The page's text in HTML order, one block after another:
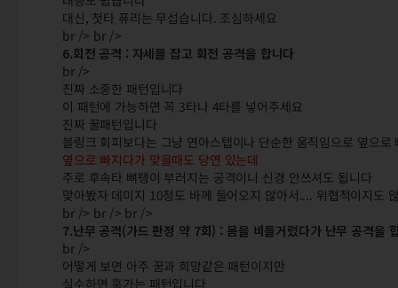
대신, 첫타 퓨리는 무섭습니다. 조심하세요
br /> br />
6.회전 공격 : 자세를 잡고 회전 공격을 합니다
br />
진짜 소중한 패턴입니다
이 패턴에 가능하면 꼭 3타나 4타를 넣어주세요
진짜 꿀패턴입니다
블링크 회피보다는 그냥 연아스텝이나 단순한 움직임으로 옆으
옆으로 빠지다가 맞을때도 당연 있는데
주로 후속타 뼈탱이 부러지는 공격이니 신경 안쓰셔도 됩니다
맞아봤자 데미지 10정도 바께 들어오지 않아서.... 위협적이지도
br /> br /> br />
7.난무 공격(가드 판정 약 7회) : 몸을 비틀거렸다가 난무 공격을
br />
어떻게 보면 아주 꿈과 희망같은 패턴이지만
실수하면 훅가는 패턴입니다